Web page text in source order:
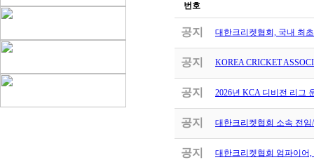
번호
공지 대한크리켓협회, 국내 최
공지 KOREA CRICKET
공지 2026년 KCA 디비전 리그
공지 대한크리켓협회 소속 전
공지 대한크리켓협회 엄파이어